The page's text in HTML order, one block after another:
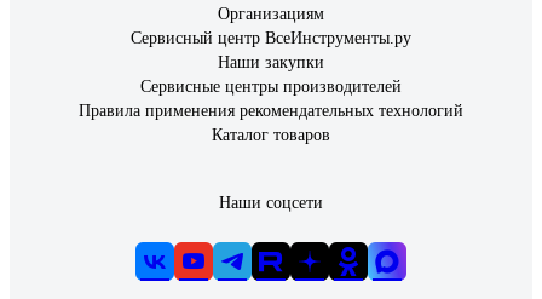
Организациям
Сервисный центр ВсеИнструменты.ру
Наши закупки
Сервисные центры производителей
Правила применения рекомендательных технологий
Каталог товаров
Наши соцсети